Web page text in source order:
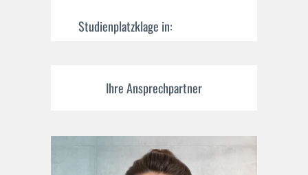
Studienplatzklage in:
Ihre Ansprechpartner